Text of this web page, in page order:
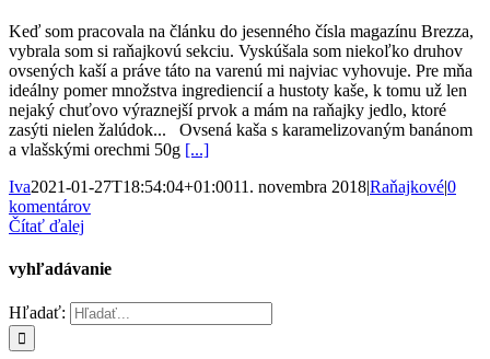
Keď som pracovala na článku do jesenného čísla magazínu Brezza,
vybrala som si raňajkovú sekciu. Vyskúšala som niekoľko druhov
ovsených kaší a práve táto na varenú mi najviac vyhovuje. Pre mňa
ideálny pomer množstva ingrediencií a hustoty kaše, k tomu už len
nejaký chuťovo výraznejší prvok a mám na raňajky jedlo, ktoré
zasýti nielen žalúdok... Ovsená kaša s karamelizovaným banánom
a vlašskými orechmi 50g [...]
Iva2021-01-27T18:54:04+01:0011. novembra 2018|Raňajkové|0
komentárov
Čítať ďalej
vyhľadávanie
Hľadať: